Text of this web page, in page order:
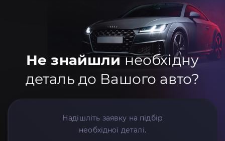
Не знайшлинеобхідну
деталь до Вашого авто?
Надішліть заявку на підбір
необхідної деталі.